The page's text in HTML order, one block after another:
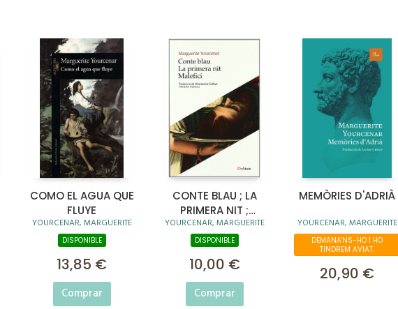
COMO EL AGUA QUE
FLUYE
YOURCENAR, MARGUERITE
DISPONIBLE
13,85 €
Comprar
CONTE BLAU ; LA
PRIMERA NIT ;
MALEFICI
YOURCENAR, MARGUERITE
DISPONIBLE
10,00 €
Comprar
MEMÒRIES D'ADRIÀ
YOURCENAR, MARGUERITE
DEMANA'NS-HO I HO
TINDREM AVIAT.
20,90 €